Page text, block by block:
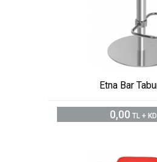
Etna Bar
0,00 TL +